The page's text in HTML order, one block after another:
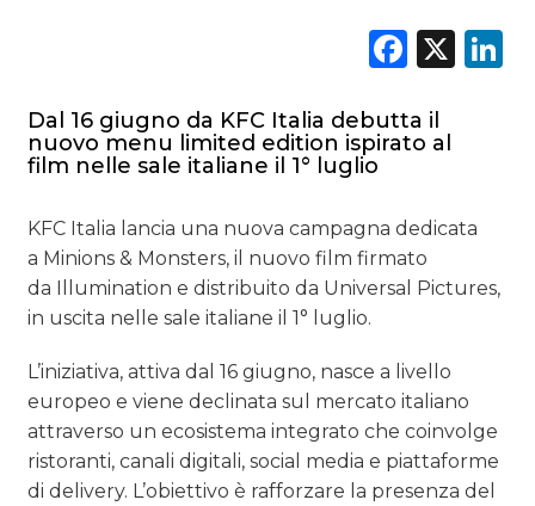
X
Dal 16 giugno da KFC Italia debutta il
nuovo menu limited edition ispirato al
film nelle sale italiane il 1° luglio
KFC Italia lancia una nuova campagna dedicata
a Minions & Monsters, il nuovo film firmato
da Illumination e distribuito da Universal Pictures,
in uscita nelle sale italiane il 1° luglio.
L’iniziativa, attiva dal 16 giugno, nasce a livello
europeo e viene declinata sul mercato italiano
attraverso un ecosistema integrato che coinvolge
ristoranti, canali digitali, social media e piattaforme
di delivery. L’obiettivo è rafforzare la presenza del